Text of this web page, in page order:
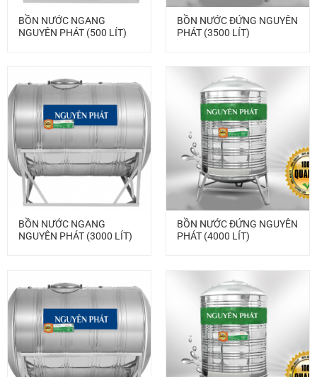
BỒN NƯỚC NGANG
NGUYÊN PHÁT (500 LÍT)
BỒN NƯỚC ĐỨNG NGUYÊN
PHÁT (3500 LÍT)
BỒN NƯỚC NGANG
NGUYÊN PHÁT (3000 LÍT)
BỒN NƯỚC ĐỨNG NGUYÊN
PHÁT (4000 LÍT)